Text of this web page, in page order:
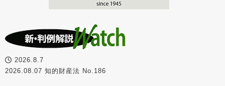
2026.8.7
2026.08.07 知的財産法 No.186